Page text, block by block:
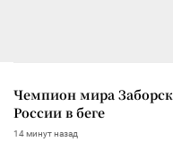
Чемпион мира
России в беге
14 минут назад